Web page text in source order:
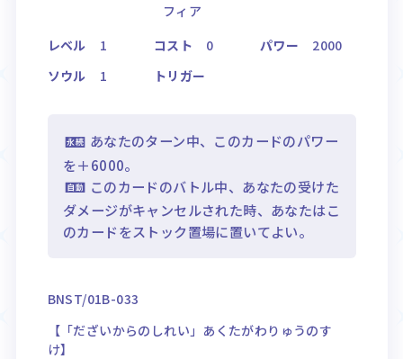
フィア
レベル
1 コスト 0 パワー
2000
ソウル
1 トリガー
あなたのターン中、このカードのパワー
を＋6000。
このカードのバトル中、あなたの受けた
ダメージがキャンセルされた時、あなたはこ
のカードをストック置場に置いてよい。
BNST/01B-033
【「だざいからのしれい」あくたがわりゅうのす
け】